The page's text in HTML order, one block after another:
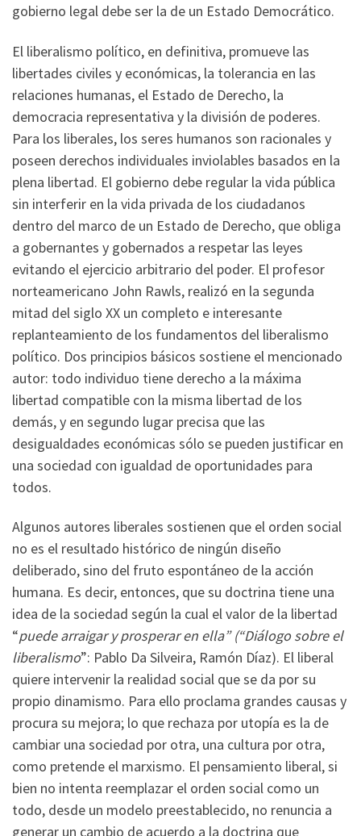
gobierno legal debe ser la de un Estado Democrático.
El liberalismo político, en definitiva, promueve las
libertades civiles y económicas, la tolerancia en las
relaciones humanas, el Estado de Derecho, la
democracia representativa y la división de poderes.
Para los liberales, los seres humanos son racionales y
poseen derechos individuales inviolables basados en la
plena libertad. El gobierno debe regular la vida pública
sin interferir en la vida privada de los ciudadanos
dentro del marco de un Estado de Derecho, que obliga
a gobernantes y gobernados a respetar las leyes
evitando el ejercicio arbitrario del poder. El profesor
norteamericano John Rawls, realizó en la segunda
mitad del siglo XX un completo e interesante
replanteamiento de los fundamentos del liberalismo
político. Dos principios básicos sostiene el mencionado
autor: todo individuo tiene derecho a la máxima
libertad compatible con la misma libertad de los
demás, y en segundo lugar precisa que las
desigualdades económicas sólo se pueden justificar en
una sociedad con igualdad de oportunidades para
todos.
Algunos autores liberales sostienen que el orden social
no es el resultado histórico de ningún diseño
deliberado, sino del fruto espontáneo de la acción
humana. Es decir, entonces, que su doctrina tiene una
idea de la sociedad según la cual el valor de la libertad
“puede arraigar y prosperar en ella” (“Diálogo sobre el
liberalismo”: Pablo Da Silveira, Ramón Díaz). El liberal
quiere intervenir la realidad social que se da por su
propio dinamismo. Para ello proclama grandes causas y
procura su mejora; lo que rechaza por utopía es la de
cambiar una sociedad por otra, una cultura por otra,
como pretende el marxismo. El pensamiento liberal, si
bien no intenta reemplazar el orden social como un
todo, desde un modelo preestablecido, no renuncia a
generar un cambio de acuerdo a la doctrina que